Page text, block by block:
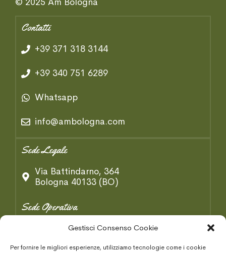
Gestisci Consenso Cookie
Per fornire le migliori esperienze, utilizziamo tecnologie come i cookie
Contatti
+39 371 318 3144
+39 340 751 6289
Whatsapp
info@ambologna.com
Sede Legale
Via Battindarno, 364
Bologna 40133 (BO)
Sede Operativa
Via B. Tosarelli, 334/2